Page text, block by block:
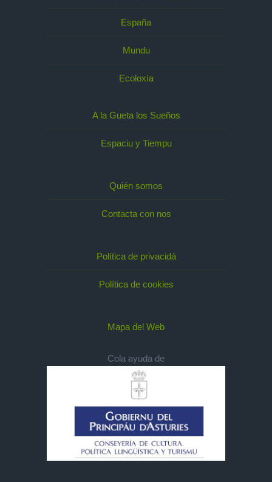
España
Mundu
Ecoloxía
A la Gueta los Sueños
Espaciu y Tiempu
Quién somos
Contacta con nos
Política de privacidá
Política de cookies
Mapa del Web
Cola ayuda de